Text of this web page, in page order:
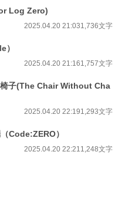
Log Zero)
2025.04.20 21:031,736文字
）
2025.04.20 21:161,757文字
椅子(The Chair Without Cha
2025.04.20 22:191,293文字
Code:ZERO）
2025.04.20 22:211,248文字